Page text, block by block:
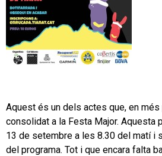
Aquest és un dels actes que, en més
consolidat a la Festa Major. Aquesta
13 de setembre a les 8.30 del matí i
del programa. Tot i que encara falta